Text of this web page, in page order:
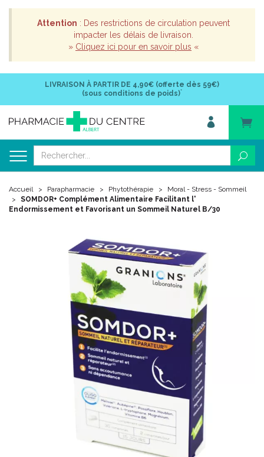
Attention : Des restrictions de circulation peuvent
impacter les délais de livraison.
» Cliquez ici pour en savoir plus «
LIVRAISON À PARTIR DE 4,90€ (offerte dès 59€)
(sous conditions de poids)*
Accueil Parapharmacie Phytothérapie
Moral - Stress - Sommeil
SOMDOR+ Complément Alimentaire Facilitant l'
Endormissement et Favorisant un Sommeil Naturel B/30